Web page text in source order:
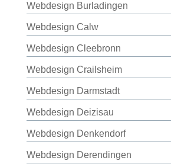
Webdesign Burladingen
Webdesign Calw
Webdesign Cleebronn
Webdesign Crailsheim
Webdesign Darmstadt
Webdesign Deizisau
Webdesign Denkendorf
Webdesign Derendingen